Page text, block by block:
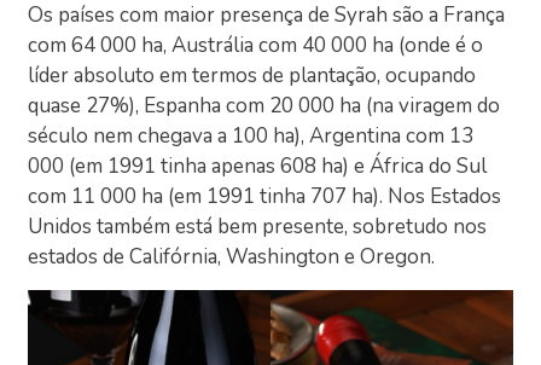
Os países com maior presença de Syrah são a França
com 64 000 ha, Austrália com 40 000 ha (onde é o
líder absoluto em termos de plantação, ocupando
quase 27%), Espanha com 20 000 ha (na viragem do
século nem chegava a 100 ha), Argentina com 13
000 (em 1991 tinha apenas 608 ha) e África do Sul
com 11 000 ha (em 1991 tinha 707 ha). Nos Estados
Unidos também está bem presente, sobretudo nos
estados de Califórnia, Washington e Oregon.